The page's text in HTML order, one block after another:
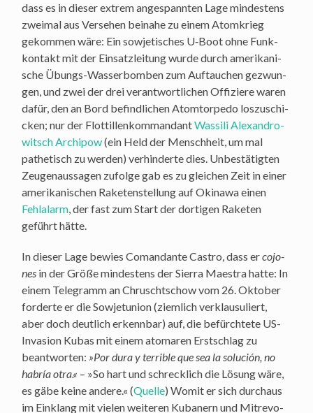
dass es in die­ser extrem ange­spann­ten Lage min­des­tens
zwei­mal aus Ver­se­hen bei­na­he zu einem Atom­krieg
gekom­men wäre: Ein sowje­ti­sches U‑Boot ohne Funk­
kon­takt mit der Ein­satz­lei­tung wur­de durch ame­ri­ka­ni­
sche Übungs-Was­ser­bom­ben zum Auf­tau­chen gezwun­
gen, und zwei der drei ver­ant­wort­li­chen Offi­zie­re waren
dafür, den an Bord befind­li­chen Atom­tor­pe­do los­zu­schi­
cken; nur der Flot­til­len­kom­man­dantWas­si­li Alex­an­d­ro­
witsch Archip­ow(ein Held der Mensch­heit, um mal
pathe­tisch zu wer­den) ver­hin­der­te dies. Unbe­stä­tig­ten
Zeu­gen­aus­sa­gen zufol­ge gab es zu glei­chen Zeit in einer
ame­ri­ka­ni­schen Rake­ten­stel­lung auf Oki­na­wa einen
Fehl­alarm, der fast zum Start der dor­ti­gen Rake­ten
geführt hätte.
In die­ser Lage bewies Coman­dan­te Cas­tro, dass ercojo­
nes in der Grö­ße min­des­tens der Sier­ra Maes­tra hat­te: In
einem Tele­gramm an Chruscht­schow vom 26. Okto­ber
for­der­te er die Sowjet­uni­on (ziem­lich ver­klau­su­liert,
aber doch deut­lich erkenn­bar) auf, die befürch­te­te US-
Inva­si­on Kubas mit einem ato­ma­ren Erst­schlag zu
beant­wor­ten: »Por dura y ter­ri­ble que sea la solu­ción, no
hab­ría otra.« – »So hart und schreck­lich die Lösung wäre,
es gäbe kei­ne ande­re.« (Quel­le) Womit er sich durch­aus
im Ein­klang mit vie­len wei­te­ren Kuba­nern und Mit­re­vo­